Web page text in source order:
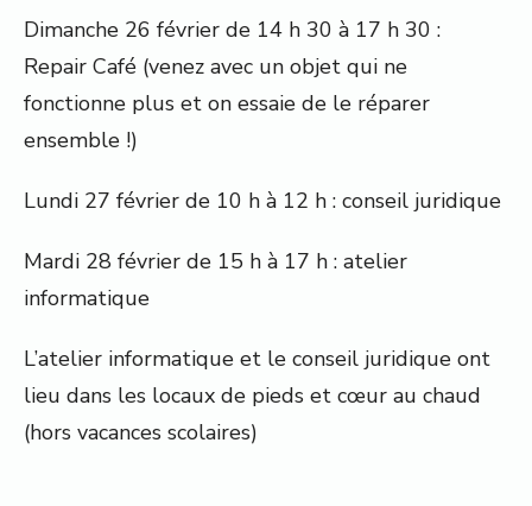
Dimanche 26 février de 14 h 30 à 17 h 30 :
Repair Café (venez avec un objet qui ne
fonctionne plus et on essaie de le réparer
ensemble !)
Lundi 27 février de 10 h à 12 h : conseil juridique
Mardi 28 février de 15 h à 17 h : atelier
informatique
L’atelier informatique et le conseil juridique ont
lieu dans les locaux de pieds et cœur au chaud
(hors vacances scolaires)